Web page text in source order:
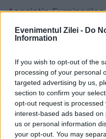
Evenimentul Zilei - Do
Information
If you wish to opt-out of the
processing of your personal
targeted advertising by us,
section to confirm your
opt-out request is
interest-based ads based
us or personal information
your opt-out. You may
Asociația
din România
energiei, respectiv
prețului energiei